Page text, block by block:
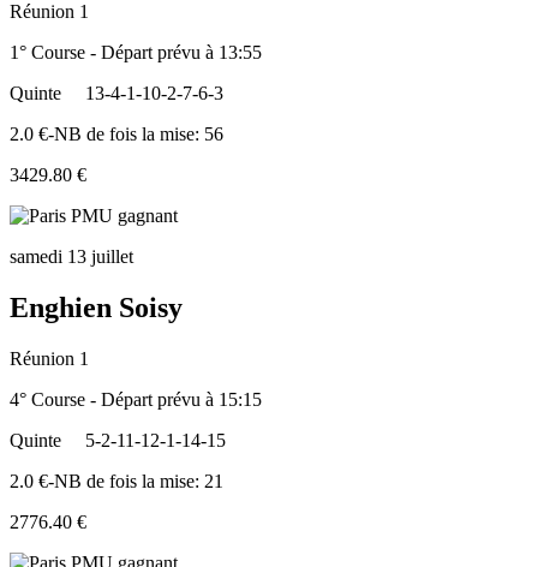
Réunion 1
1° Course - Départ prévu à 13:55
Quinte
13-4-1-10-2-7-6-3
2.0 €-NB de fois la mise: 56
3429.80 €
samedi 13 juillet
Enghien Soisy
Réunion 1
4° Course - Départ prévu à 15:15
Quinte
5-2-11-12-1-14-15
2.0 €-NB de fois la mise: 21
2776.40 €